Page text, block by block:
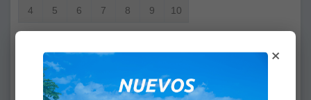
4 5 6 7 8 9 10
:
×